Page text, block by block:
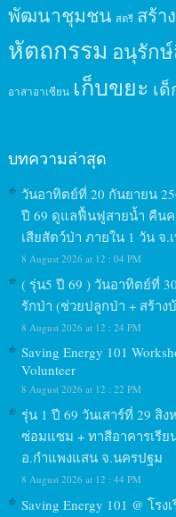
พัฒนาชุมชน สตรี สร้า
หัตถกรรม อนุรัก
อาสาอาเซียน เก็บขยะ เ
บทความล่าสุด
วันอาทิตย์ที่ 20 กันยายน
ปี 69 ดูแลฟื้นฟูสายน้ำ คืน
เสียสัตว์ป่า ภายใน 1 วัน จ.
8 August 2026 at 12 : 04 PM
( รุ่น5 ปี 69 ) วันอาทิตย์ที่
รักป่า (ช่วยปลูกป่า + สร้า
8 August 2026 at 12 : 24 PM
Saving Energy 101
Volunteer
8 August 2026 at 12 : 22 PM
รุ่น 1 ปี 69 วันเสาร์ที่ 29 สิ
ซ่อมแซม + ทาสีอาคารเรีย
อ.กำแพงแสน จ.นครปฐม
8 August 2026 at 12 : 44 PM
Saving Energy 101 @ โรง